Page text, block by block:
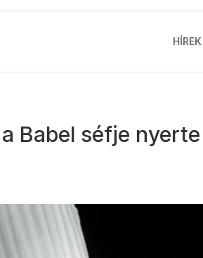
HÍREK
Babel séfje